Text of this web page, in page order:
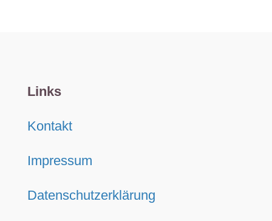
Links
Kontakt
Impressum
Datenschutzerklärung